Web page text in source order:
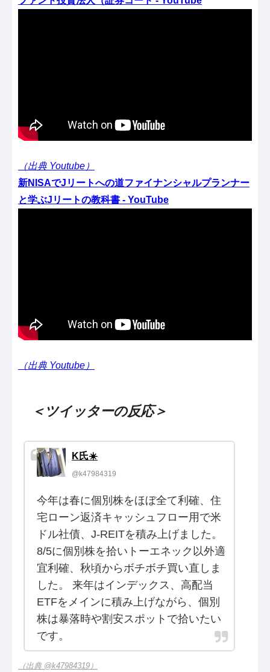
（出典 Youtube）
新NISAでJリートへの道ファイナンシャルプランナー
と学ぶJリートの教科書 - YouTube
（出典 Youtube）
＜ツイッターの反応＞
K氏☀️
@k47984319
今年は春に個別株をほぼ全て利確、住
宅ローン返済キャッシュフロー用で米
ドル社債、J-REITを積み上げました。
8/5に個別株を拾いトーエネック以外適
宜利確、秋頃からボチボチ買い直しま
した。 来年はインデックス、高配当
ETFをメインに積み上げながら、個別
株は暴落時や割安スポットで拾いたい
です。
（出典 @k47984319）